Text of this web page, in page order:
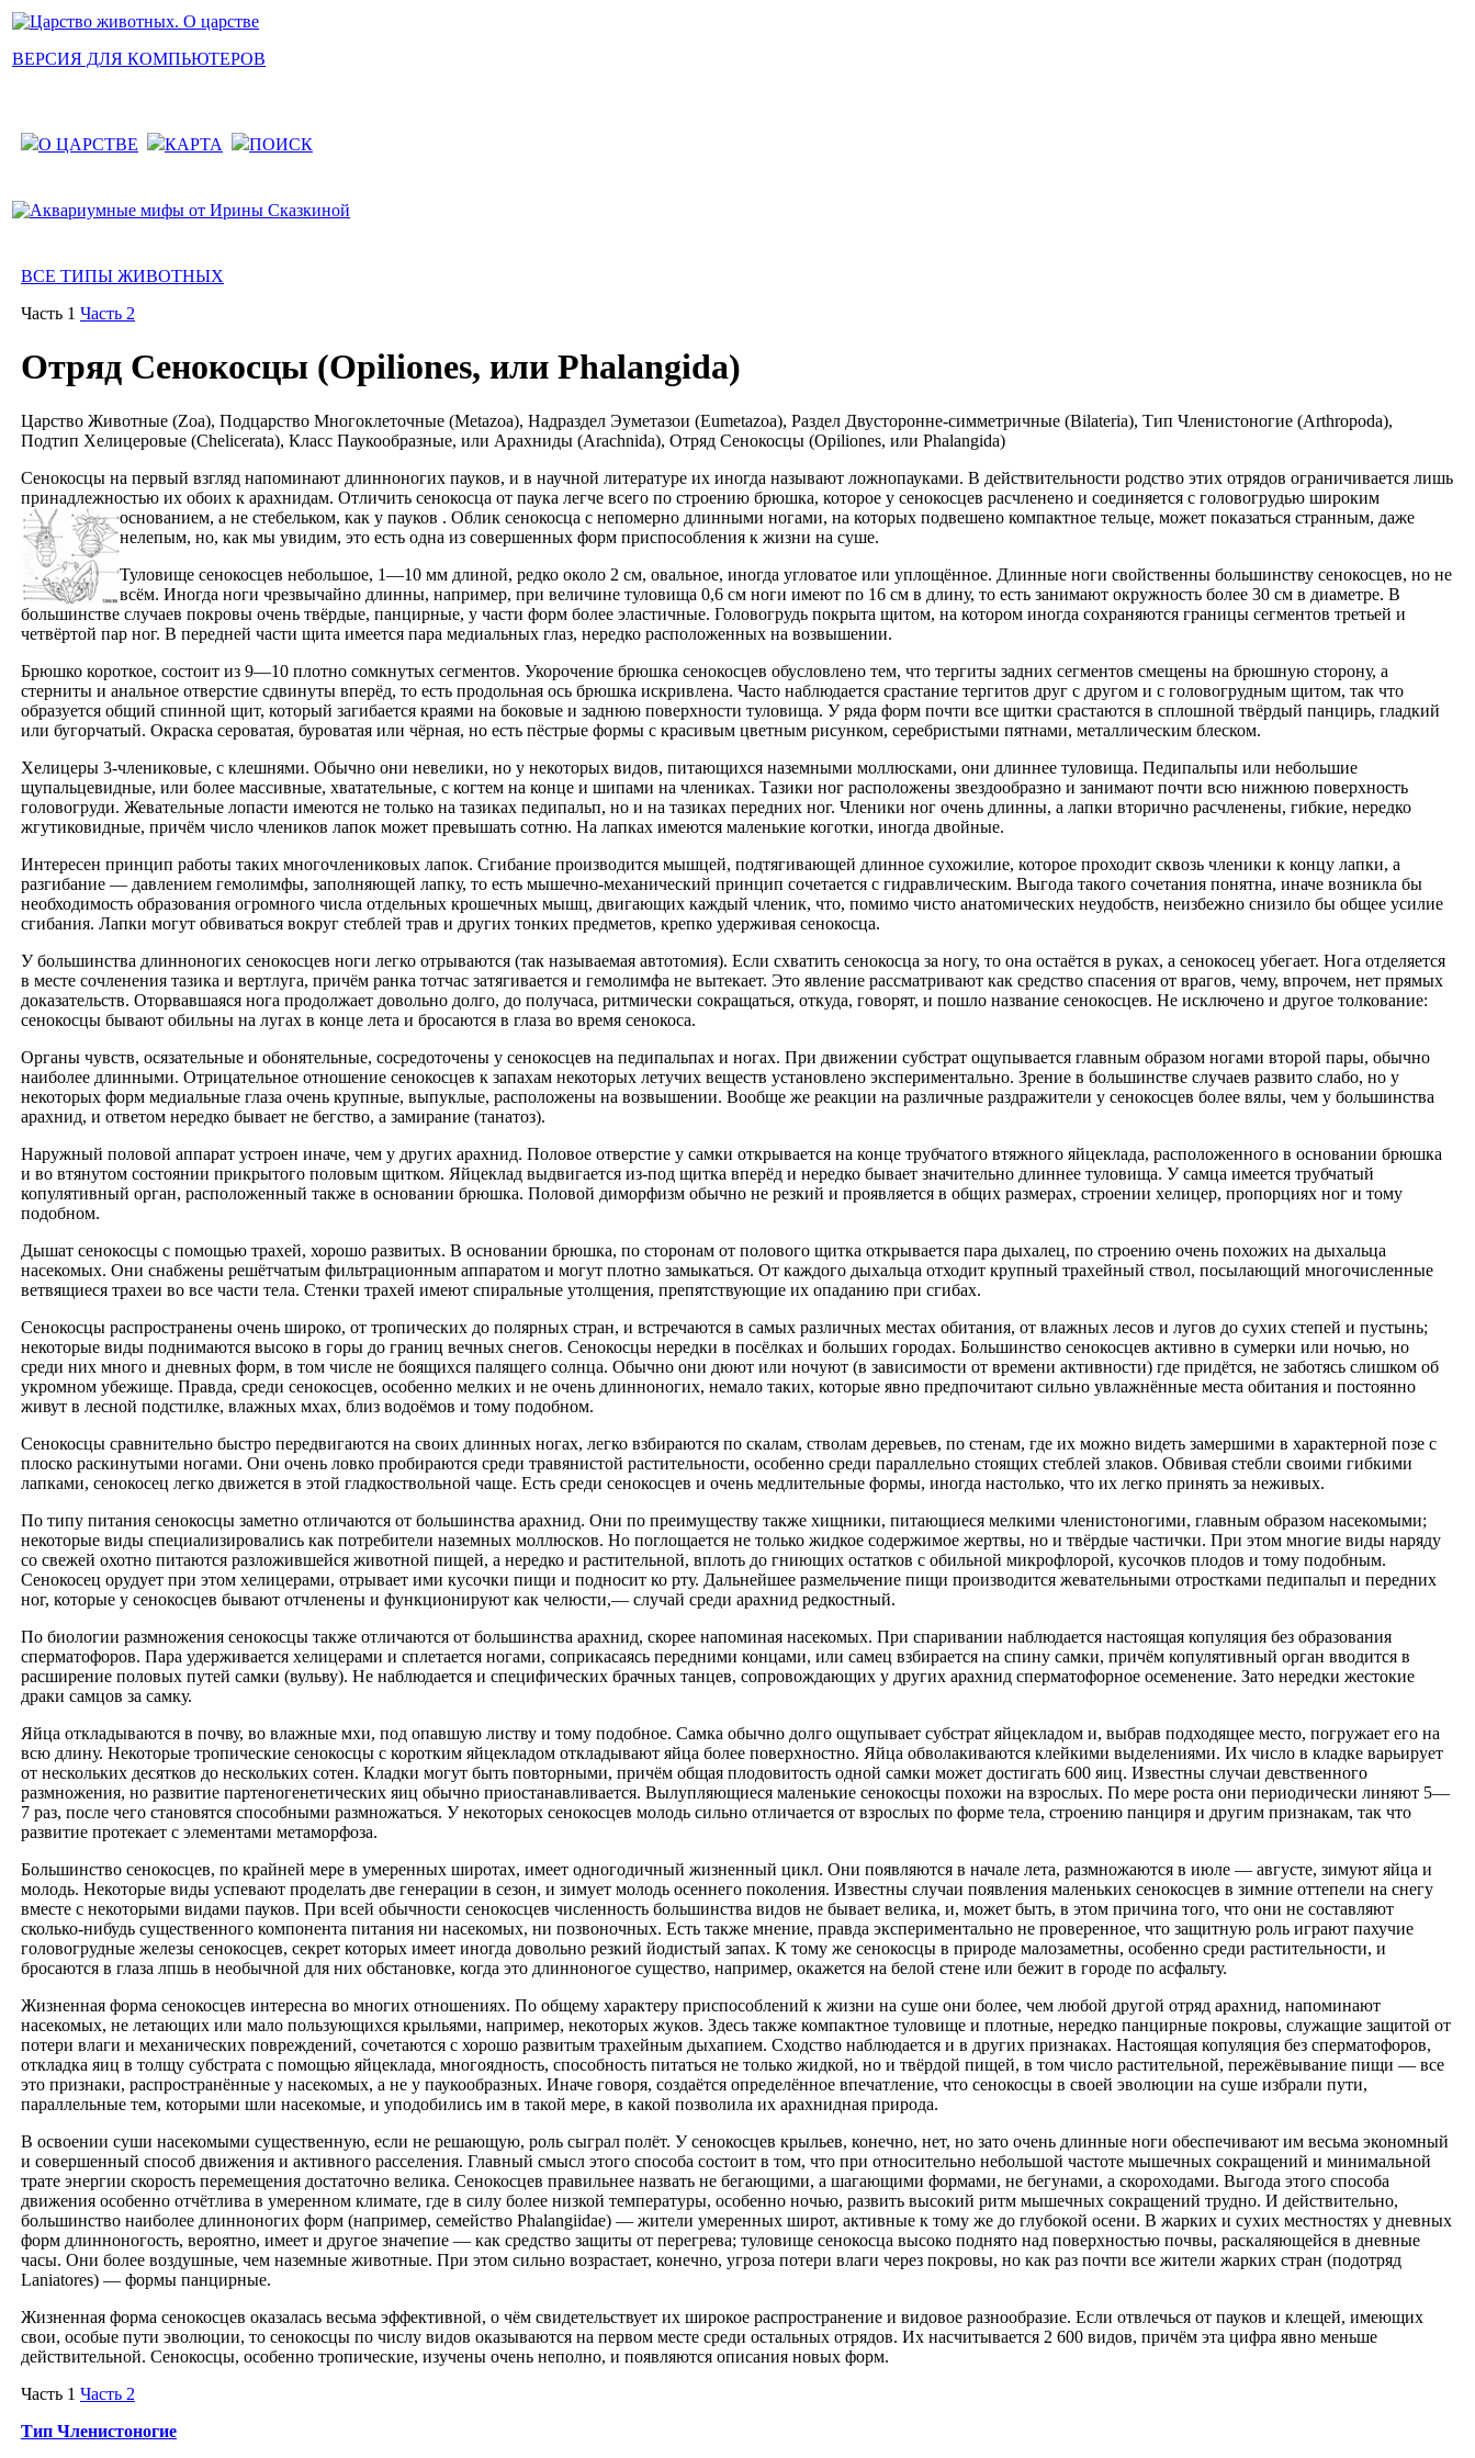
ВЕРСИЯ ДЛЯ КОМПЬЮТЕРОВ
О ЦАРСТВЕ КАРТА ПОИСК
ВСЕ ТИПЫ ЖИВОТНЫХ
Часть 1 Часть 2
Отряд Сенокосцы (Opiliones, или Phalangida)
Царство Животные (Zoa), Подцарство Многоклеточные (Metazoa), Надраздел Эуметазои (Eumetazoa), Раздел Двусторонне-симметричные (Bilateria), Тип Членистоногие (Arthropoda),
Подтип Хелицеровые (Chelicerata), Класс Паукообразные, или Арахниды (Arachnida), Отряд Сенокосцы (Opiliones, или Phalangida)
Сенокосцы на первый взгляд напоминают длинноногих пауков, и в научной литературе их иногда называют ложнопауками. В действительности родство этих отрядов ограничивается лишь
принадлежностью их обоих к арахнидам. Отличить сенокосца от паука легче всего по строению брюшка, которое у сенокосцев расчленено и соединяется с головогрудью широким
основанием, а не стебельком, как у пауков . Облик сенокосца с непомерно длинными ногами, на которых подвешено компактное тельце, может показаться странным, даже
нелепым, но, как мы увидим, это есть одна из совершенных форм приспособления к жизни на суше.
Туловище сенокосцев небольшое, 1—10 мм длиной, редко около 2 см, овальное, иногда угловатое или уплощённое. Длинные ноги свойственны большинству сенокосцев, но не
всём. Иногда ноги чрезвычайно длинны, например, при величине туловища 0,6 см ноги имеют по 16 см в длину, то есть занимают окружность более 30 см в диаметре. В
большинстве случаев покровы очень твёрдые, панцирные, у части форм более эластичные. Головогрудь покрыта щитом, на котором иногда сохраняются границы сегментов третьей и
четвёртой пар ног. В передней части щита имеется пара медиальных глаз, нередко расположенных на возвышении.
Брюшко короткое, состоит из 9—10 плотно сомкнутых сегментов. Укорочение брюшка сенокосцев обусловлено тем, что тергиты задних сегментов смещены на брюшную сторону, а
стерниты и анальное отверстие сдвинуты вперёд, то есть продольная ось брюшка искривлена. Часто наблюдается срастание тергитов друг с другом и с головогрудным щитом, так что
образуется общий спинной щит, который загибается краями на боковые и заднюю поверхности туловища. У ряда форм почти все щитки срастаются в сплошной твёрдый панцирь, гладкий
или бугорчатый. Окраска сероватая, буроватая или чёрная, но есть пёстрые формы с красивым цветным рисунком, серебристыми пятнами, металлическим блеском.
Хелицеры 3-члениковые, с клешнями. Обычно они невелики, но у некоторых видов, питающихся наземными моллюсками, они длиннее туловища. Педипальпы или небольшие
щупальцевидные, или более массивные, хватательные, с когтем на конце и шипами на члениках. Тазики ног расположены звездообразно и занимают почти всю нижнюю поверхность
головогруди. Жевательные лопасти имеются не только на тазиках педипальп, но и на тазиках передних ног. Членики ног очень длинны, а лапки вторично расчленены, гибкие, нередко
жгутиковидные, причём число члеников лапок может превышать сотню. На лапках имеются маленькие коготки, иногда двойные.
Интересен принцип работы таких многочлениковых лапок. Сгибание производится мышцей, подтягивающей длинное сухожилие, которое проходит сквозь членики к концу лапки, а
разгибание — давлением гемолимфы, заполняющей лапку, то есть мышечно-механический принцип сочетается с гидравлическим. Выгода такого сочетания понятна, иначе возникла бы
необходимость образования огромного числа отдельных крошечных мышц, двигающих каждый членик, что, помимо чисто анатомических неудобств, неизбежно снизило бы общее усилие
сгибания. Лапки могут обвиваться вокруг стеблей трав и других тонких предметов, крепко удерживая сенокосца.
У большинства длинноногих сенокосцев ноги легко отрываются (так называемая автотомия). Если схватить сенокосца за ногу, то она остаётся в руках, а сенокосец убегает. Нога отделяется
в месте сочленения тазика и вертлуга, причём ранка тотчас затягивается и гемолимфа не вытекает. Это явление рассматривают как средство спасения от врагов, чему, впрочем, нет прямых
доказательств. Оторвавшаяся нога продолжает довольно долго, до получаса, ритмически сокращаться, откуда, говорят, и пошло название сенокосцев. Не исключено и другое толкование:
сенокосцы бывают обильны на лугах в конце лета и бросаются в глаза во время сенокоса.
Органы чувств, осязательные и обонятельные, сосредоточены у сенокосцев на педипальпах и ногах. При движении субстрат ощупывается главным образом ногами второй пары, обычно
наиболее длинными. Отрицательное отношение сенокосцев к запахам некоторых летучих веществ установлено экспериментально. Зрение в большинстве случаев развито слабо, но у
некоторых форм медиальные глаза очень крупные, выпуклые, расположены на возвышении. Вообще же реакции на различные раздражители у сенокосцев более вялы, чем у большинства
арахнид, и ответом нередко бывает не бегство, а замирание (танатоз).
Наружный половой аппарат устроен иначе, чем у других арахнид. Половое отверстие у самки открывается на конце трубчатого втяжного яйцеклада, расположенного в основании брюшка
и во втянутом состоянии прикрытого половым щитком. Яйцеклад выдвигается из-под щитка вперёд и нередко бывает значительно длиннее туловища. У самца имеется трубчатый
копулятивный орган, расположенный также в основании брюшка. Половой диморфизм обычно не резкий и проявляется в общих размерах, строении хелицер, пропорциях ног и тому
подобном.
Дышат сенокосцы с помощью трахей, хорошо развитых. В основании брюшка, по сторонам от полового щитка открывается пара дыхалец, по строению очень похожих на дыхальца
насекомых. Они снабжены решётчатым фильтрационным аппаратом и могут плотно замыкаться. От каждого дыхальца отходит крупный трахейный ствол, посылающий многочисленные
ветвящиеся трахеи во все части тела. Стенки трахей имеют спиральные утолщения, препятствующие их опаданию при сгибах.
Сенокосцы распространены очень широко, от тропических до полярных стран, и встречаются в самых различных местах обитания, от влажных лесов и лугов до сухих степей и пустынь;
некоторые виды поднимаются высоко в горы до границ вечных снегов. Сенокосцы нередки в посёлках и больших городах. Большинство сенокосцев активно в сумерки или ночью, но
среди них много и дневных форм, в том числе не боящихся палящего солнца. Обычно они дюют или ночуют (в зависимости от времени активности) где придётся, не заботясь слишком об
укромном убежище. Правда, среди сенокосцев, особенно мелких и не очень длинноногих, немало таких, которые явно предпочитают сильно увлажнённые места обитания и постоянно
живут в лесной подстилке, влажных мхах, близ водоёмов и тому подобном.
Сенокосцы сравнительно быстро передвигаются на своих длинных ногах, легко взбираются по скалам, стволам деревьев, по стенам, где их можно видеть замершими в характерной позе с
плоско раскинутыми ногами. Они очень ловко пробираются среди травянистой растительности, особенно среди параллельно стоящих стеблей злаков. Обвивая стебли своими гибкими
лапками, сенокосец легко движется в этой гладкоствольной чаще. Есть среди сенокосцев и очень медлительные формы, иногда настолько, что их легко принять за неживых.
По типу питания сенокосцы заметно отличаются от большинства арахнид. Они по преимуществу также хищники, питающиеся мелкими членистоногими, главным образом насекомыми;
некоторые виды специализировались как потребители наземных моллюсков. Но поглощается не только жидкое содержимое жертвы, но и твёрдые частички. При этом многие виды наряду
со свежей охотно питаются разложившейся животной пищей, а нередко и растительной, вплоть до гниющих остатков с обильной микрофлорой, кусочков плодов и тому подобным.
Сенокосец орудует при этом хелицерами, отрывает ими кусочки пищи и подносит ко рту. Дальнейшее размельчение пищи производится жевательными отростками педипальп и передних
ног, которые у сенокосцев бывают отчленены и функционируют как челюсти,— случай среди арахнид редкостный.
По биологии размножения сенокосцы также отличаются от большинства арахнид, скорее напоминая насекомых. При спаривании наблюдается настоящая копуляция без образования
сперматофоров. Пара удерживается хелицерами и сплетается ногами, соприкасаясь передними концами, или самец взбирается на спину самки, причём копулятивный орган вводится в
расширение половых путей самки (вульву). Не наблюдается и специфических брачных танцев, сопровождающих у других арахнид сперматофорное осеменение. Зато нередки жестокие
драки самцов за самку.
Яйца откладываются в почву, во влажные мхи, под опавшую листву и тому подобное. Самка обычно долго ощупывает субстрат яйцекладом и, выбрав подходящее место, погружает его на
всю длину. Некоторые тропические сенокосцы с коротким яйцекладом откладывают яйца более поверхностно. Яйца обволакиваются клейкими выделениями. Их число в кладке варьирует
от нескольких десятков до нескольких сотен. Кладки могут быть повторными, причём общая плодовитость одной самки может достигать 600 яиц. Известны случаи девственного
размножения, но развитие партеногенетических яиц обычно приостанавливается. Вылупляющиеся маленькие сенокосцы похожи на взрослых. По мере роста они периодически линяют 5—
7 раз, после чего становятся способными размножаться. У некоторых сенокосцев молодь сильно отличается от взрослых по форме тела, строению панциря и другим признакам, так что
развитие протекает с элементами метаморфоза.
Большинство сенокосцев, по крайней мере в умеренных широтах, имеет одногодичный жизненный цикл. Они появляются в начале лета, размножаются в июле — августе, зимуют яйца и
молодь. Некоторые виды успевают проделать две генерации в сезон, и зимует молодь осеннего поколения. Известны случаи появления маленьких сенокосцев в зимние оттепели на снегу
вместе с некоторыми видами пауков. При всей обычности сенокосцев численность большинства видов не бывает велика, и, может быть, в этом причина того, что они не составляют
сколько-нибудь существенного компонента питания ни насекомых, ни позвоночных. Есть также мнение, правда экспериментально не проверенное, что защитную роль играют пахучие
головогрудные железы сенокосцев, секрет которых имеет иногда довольно резкий йодистый запах. К тому же сенокосцы в природе малозаметны, особенно среди растительности, и
бросаются в глаза лпшь в необычной для них обстановке, когда это длинноногое существо, например, окажется на белой стене или бежит в городе по асфальту.
Жизненная форма сенокосцев интересна во многих отношениях. По общему характеру приспособлений к жизни на суше они более, чем любой другой отряд арахнид, напоминают
насекомых, не летающих или мало пользующихся крыльями, например, некоторых жуков. Здесь также компактное туловище и плотные, нередко панцирные покровы, служащие защитой от
потери влаги и механических повреждений, сочетаются с хорошо развитым трахейным дыхапием. Сходство наблюдается и в других признаках. Настоящая копуляция без сперматофоров,
откладка яиц в толщу субстрата с помощью яйцеклада, многоядность, способность питаться не только жидкой, но и твёрдой пищей, в том число растительной, пережёвывание пищи — все
это признаки, распространённые у насекомых, а не у паукообразных. Иначе говоря, создаётся определённое впечатление, что сенокосцы в своей эволюции на суше избрали пути,
параллельные тем, которыми шли насекомые, и уподобились им в такой мере, в какой позволила их арахнидная природа.
В освоении суши насекомыми существенную, если не решающую, роль сыграл полёт. У сенокосцев крыльев, конечно, нет, но зато очень длинные ноги обеспечивают им весьма экономный
и совершенный способ движения и активного расселения. Главный смысл этого способа состоит в том, что при относительно небольшой частоте мышечных сокращений и минимальной
трате энергии скорость перемещения достаточно велика. Сенокосцев правильнее назвать не бегающими, а шагающими формами, не бегунами, а скороходами. Выгода этого способа
движения особенно отчётлива в умеренном климате, где в силу более низкой температуры, особенно ночью, развить высокий ритм мышечных сокращений трудно. И действительно,
большинство наиболее длинноногих форм (например, семейство Phalangiidae) — жители умеренных широт, активные к тому же до глубокой осени. В жарких и сухих местностях у дневных
форм длинноногость, вероятно, имеет и другое значепие — как средство защиты от перегрева; туловище сенокосца высоко поднято над поверхностью почвы, раскаляющейся в дневные
часы. Они более воздушные, чем наземные животные. При этом сильно возрастает, конечно, угроза потери влаги через покровы, но как раз почти все жители жарких стран (подотряд
Laniatores) — формы панцирные.
Жизненная форма сенокосцев оказалась весьма эффективной, о чём свидетельствует их широкое распространение и видовое разнообразие. Если отвлечься от пауков и клещей, имеющих
свои, особые пути эволюции, то сенокосцы по числу видов оказываются на первом месте среди остальных отрядов. Их насчитывается 2 600 видов, причём эта цифра явно меньше
действительной. Сенокосцы, особенно тропические, изучены очень неполно, и появляются описания новых форм.
Часть 1 Часть 2
Тип Членистоногие